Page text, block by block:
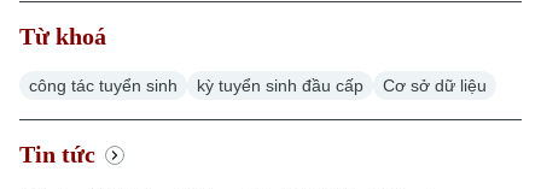
Từ khoá
công tác tuyển sinh kỳ tuyển sinh đầu cấp Cơ sở dữ liệu
Tin tức